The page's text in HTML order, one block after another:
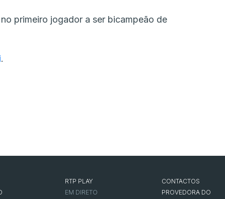
primeiro jogador a ser bicampeão de
.
RTP PLAY
EM DIRETO
CONTACTOS
PROVEDORA DO